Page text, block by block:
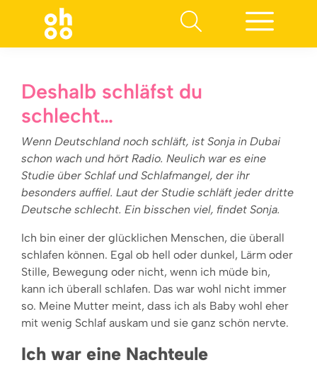
Deshalb schläfst du
schlecht…
Wenn Deutschland noch schläft, ist Sonja in Dubai
schon wach und hört Radio. Neulich war es eine
Studie über Schlaf und Schlafmangel, der ihr
besonders auffiel. Laut der Studie schläft jeder dritte
Deutsche schlecht. Ein bisschen viel, findet Sonja.
Ich bin einer der glücklichen Menschen, die überall
schlafen können. Egal ob hell oder dunkel, Lärm oder
Stille, Bewegung oder nicht, wenn ich müde bin,
kann ich überall schlafen. Das war wohl nicht immer
so. Meine Mutter meint, dass ich als Baby wohl eher
mit wenig Schlaf auskam und sie ganz schön nervte.
Ich war eine Nachteule